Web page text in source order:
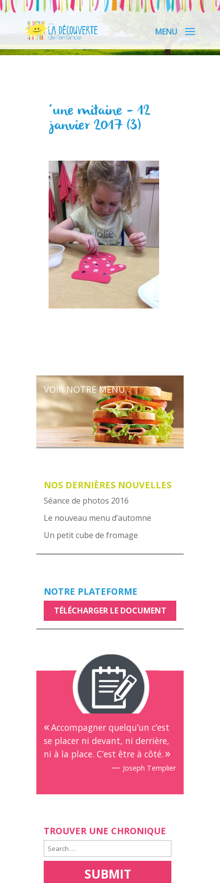
‘une mitaine – 12
janvier 2017 (3)
VOIR NOTRE MENU
NOS DERNIÈRES NOUVELLES
Séance de photos 2016
Le nouveau menu d’automne
Un petit cube de fromage
NOTRE PLATEFORME
TÉLÉCHARGER LE DOCUMENT
Accompagner quelqu’un c’est
se placer ni devant, ni derrière,
ni à la place. C’est être à côté.
— Joseph Templier
TROUVER UNE CHRONIQUE